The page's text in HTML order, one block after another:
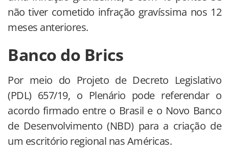
não tiver cometido infração gravíssima nos 12
meses anteriores.
Banco do Brics
Por meio do Projeto de Decreto Legislativo
(PDL) 657/19, o Plenário pode referendar o
acordo firmado entre o Brasil e o Novo Banco
de Desenvolvimento (NBD) para a criação de
um escritório regional nas Américas.